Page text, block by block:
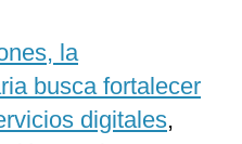
la
busca fortalecer
digitales,